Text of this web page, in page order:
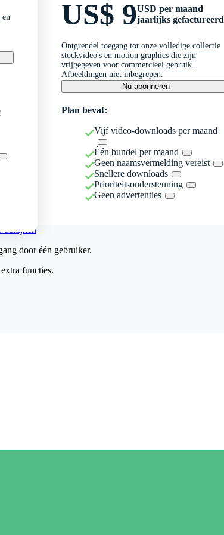
US$ 9USD per maand
jaarlijks gefactureerd
Ontgrendel toegang tot onze volledige collectie
stockvideo's en motion graphics die zijn
vrijgegeven voor commercieel gebruik.
Afbeeldingen niet inbegrepen.
Nu abonneren
Plan bevat:
Vijf video-downloads per maand
Één bundel per maand
Geen naamsvermelding vereist
Snellere downloads
Prioriteitsondersteuning
Geen advertenties
bekijken
door één gebruiker.
functies.